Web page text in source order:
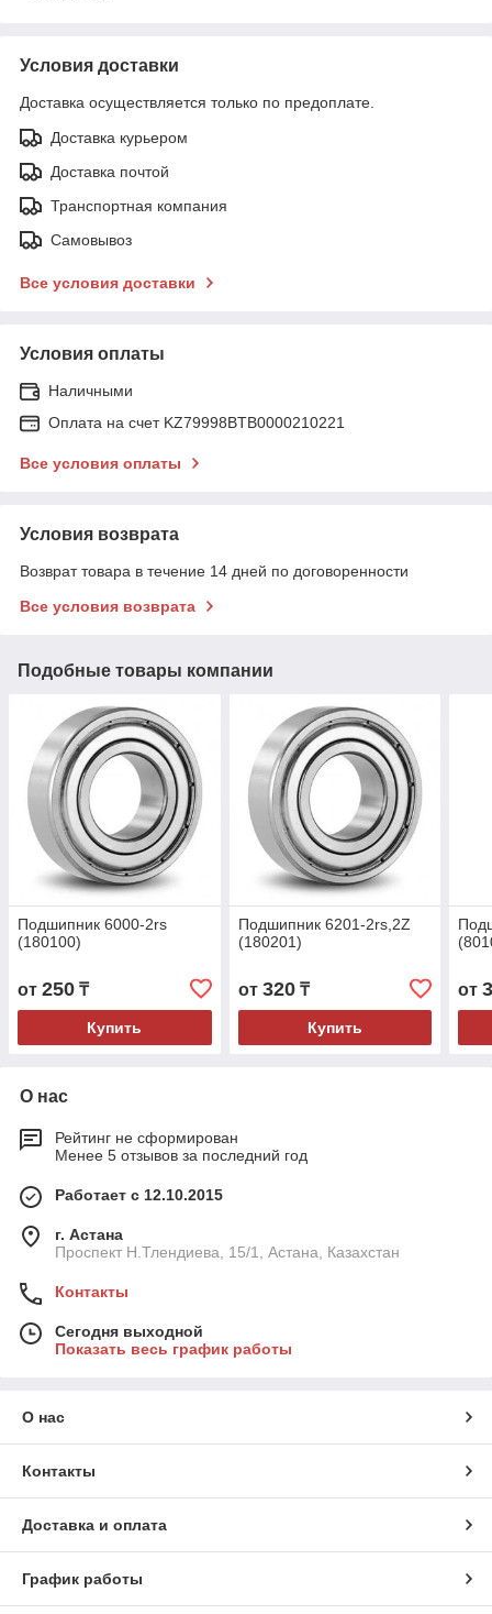
Условия доставки
Доставка осуществляется только по предоплате.
Доставка курьером
Доставка почтой
Транспортная компания
Самовывоз
Все условия доставки
Условия оплаты
Наличными
Оплата на счет KZ79998BTB0000210221
Все условия оплаты
Условия возврата
Возврат товара в течение 14 дней по договоренности
Все условия возврата
Подобные товары компании
Подшипник 6000-2rs
(180100)
от 250 ₸
Купить
Подшипник 6201-2rs,2Z
(180201)
от 320₸
Купить
от
О нас
Рейтинг не сформирован
Менее 5 отзывов за последний год
Работает с 12.10.2015
г. Астана
Проспект Н.Тлендиева, 15/1, Астана, Казахстан
Контакты
Сегодня выходной
Показать весь график работы
О нас
Контакты
Доставка и оплата
График работы